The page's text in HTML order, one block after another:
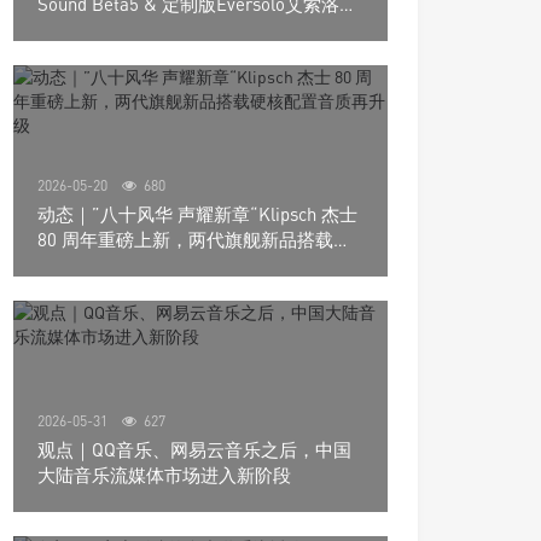
2026-05-20 680
动态｜”八十风华 声耀新章“Klipsch 杰士
80 周年重磅上新，两代旗舰新品搭载硬
2026-05-31 627
观点｜QQ音乐、网易云音乐之后，中国
大陆音乐流媒体市场进入新阶段